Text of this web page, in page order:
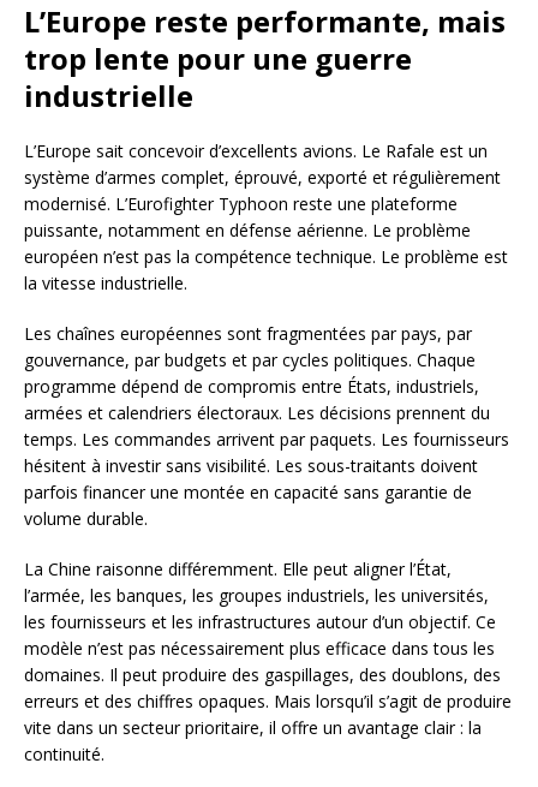
L’Europe reste performante, mais
trop lente pour une guerre
industrielle
L’Europe sait concevoir d’excellents avions. Le Rafale est un
système d’armes complet, éprouvé, exporté et régulièrement
modernisé. L’Eurofighter Typhoon reste une plateforme
puissante, notamment en défense aérienne. Le problème
européen n’est pas la compétence technique. Le problème est
la vitesse industrielle.
Les chaînes européennes sont fragmentées par pays, par
gouvernance, par budgets et par cycles politiques. Chaque
programme dépend de compromis entre États, industriels,
armées et calendriers électoraux. Les décisions prennent du
temps. Les commandes arrivent par paquets. Les fournisseurs
hésitent à investir sans visibilité. Les sous-traitants doivent
parfois financer une montée en capacité sans garantie de
volume durable.
La Chine raisonne différemment. Elle peut aligner l’État,
l’armée, les banques, les groupes industriels, les universités,
les fournisseurs et les infrastructures autour d’un objectif. Ce
modèle n’est pas nécessairement plus efficace dans tous les
domaines. Il peut produire des gaspillages, des doublons, des
erreurs et des chiffres opaques. Mais lorsqu’il s’agit de produire
vite dans un secteur prioritaire, il offre un avantage clair : la
continuité.